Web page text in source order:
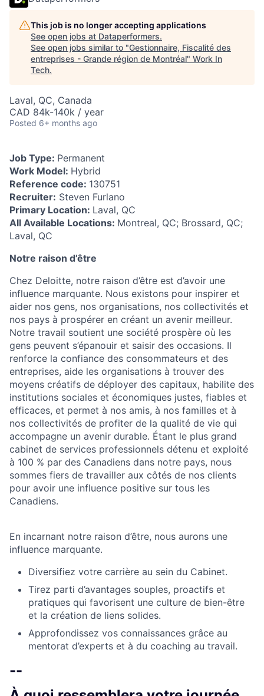
This job is no longer accepting applications
See open jobs at Dataperformers.
See open jobs similar to "Gestionnaire, Fiscalité des
entreprises - Grande région de Montréal" Work In
Tech.
Laval, QC, Canada
CAD 84k-140k / year
Posted 6+ months ago
Job Type: Permanent
Work Model: Hybrid
Reference code: 130751
Recruiter: Steven Furlano
Primary Location: Laval, QC
All Available Locations: Montreal, QC; Brossard, QC;
Laval, QC
Notre raison d’être
Chez Deloitte, notre raison d’être est d’avoir une
influence marquante. Nous existons pour inspirer et
aider nos gens, nos organisations, nos collectivités et
nos pays à prospérer en créant un avenir meilleur.
Notre travail soutient une société prospère où les
gens peuvent s’épanouir et saisir des occasions. Il
renforce la confiance des consommateurs et des
entreprises, aide les organisations à trouver des
moyens créatifs de déployer des capitaux, habilite des
institutions sociales et économiques justes, fiables et
efficaces, et permet à nos amis, à nos familles et à
nos collectivités de profiter de la qualité de vie qui
accompagne un avenir durable. Étant le plus grand
cabinet de services professionnels détenu et exploité
à 100 % par des Canadiens dans notre pays, nous
sommes fiers de travailler aux côtés de nos clients
pour avoir une influence positive sur tous les
Canadiens.
En incarnant notre raison d’être, nous aurons une
influence marquante.
Diversifiez votre carrière au sein du Cabinet.
Tirez parti d’avantages souples, proactifs et
pratiques qui favorisent une culture de bien-être
et la création de liens solides.
Approfondissez vos connaissances grâce au
mentorat d’experts et à du coaching au travail.
--